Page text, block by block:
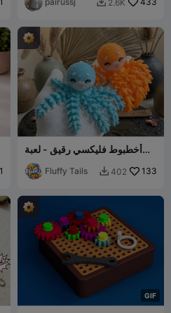
 2.6K
أخطبوط فليكسي رقيق - لعبة
مفصلية، وسلسلة مفاتيح
ومغناطيسFluffy Tails  402 133
GIF